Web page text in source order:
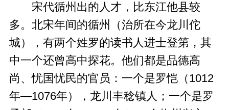
宋代循州出的人才，比东江他县较
多。北宋年间的循州（治所在今龙川佗
城），有两个姓罗的读书人进士登第，其
中一个还曾高中探花。他们都是品德高
尚、忧国忧民的官员：一个是罗恺（1012
年—1076年），龙川丰稔镇人；一个是罗